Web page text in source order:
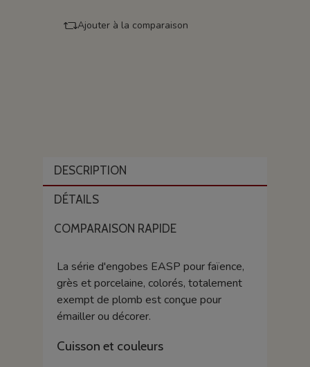
Ajouter à la comparaison
DESCRIPTION
DÉTAILS
COMPARAISON RAPIDE
La série d'engobes EASP pour faïence,
grès et porcelaine, colorés, totalement
exempt de plomb est conçue pour
émailler ou décorer.
Cuisson et couleurs